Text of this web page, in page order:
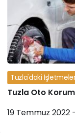
Tuzla'daki
Tuzla Oto
19 Temmuz 2022